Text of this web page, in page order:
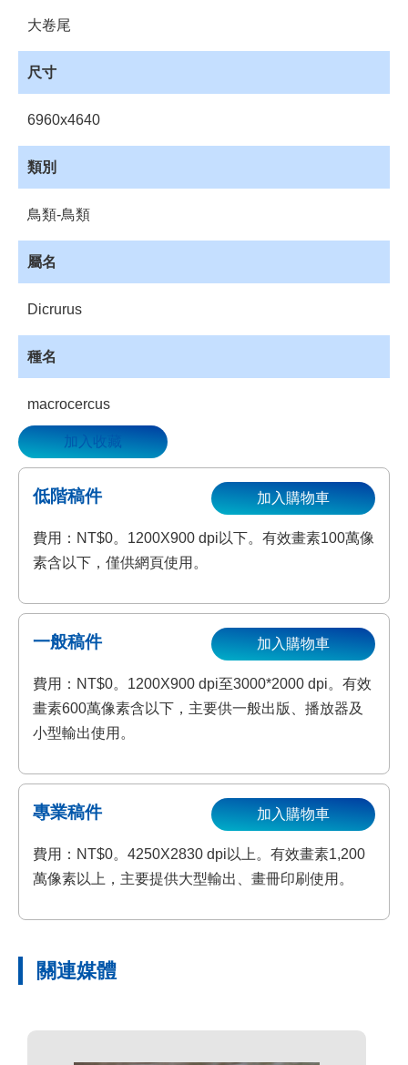
車
載
理
資
理
藏
登
大卷尾
尺寸
6960x4640
類別
鳥類-鳥類
屬名
Dicrurus
種名
macrocercus
加入收藏
低階稿件
費用：NT$0。1200X900 dpi以下。有效畫素100萬像
素含以下，僅供網頁使用。
加入購物車
一般稿件
費用：NT$0。1200X900 dpi至3000*2000 dpi。有效
畫素600萬像素含以下，主要供一般出版、播放器及
小型輸出使用。
加入購物車
專業稿件
費用：NT$0。4250X2830 dpi以上。有效畫素1,200
萬像素以上，主要提供大型輸出、畫冊印刷使用。
加入購物車
關連媒體